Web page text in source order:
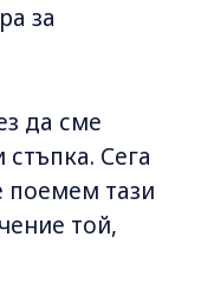
за
да сме
стъпка. Сега
поемем тази
той,